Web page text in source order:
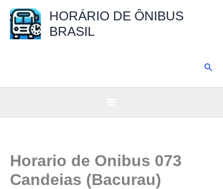
para
HORÁRIO DE ÔNIBUS
BRASIL
Horario de Onibus 073
Candeias (Bacurau)